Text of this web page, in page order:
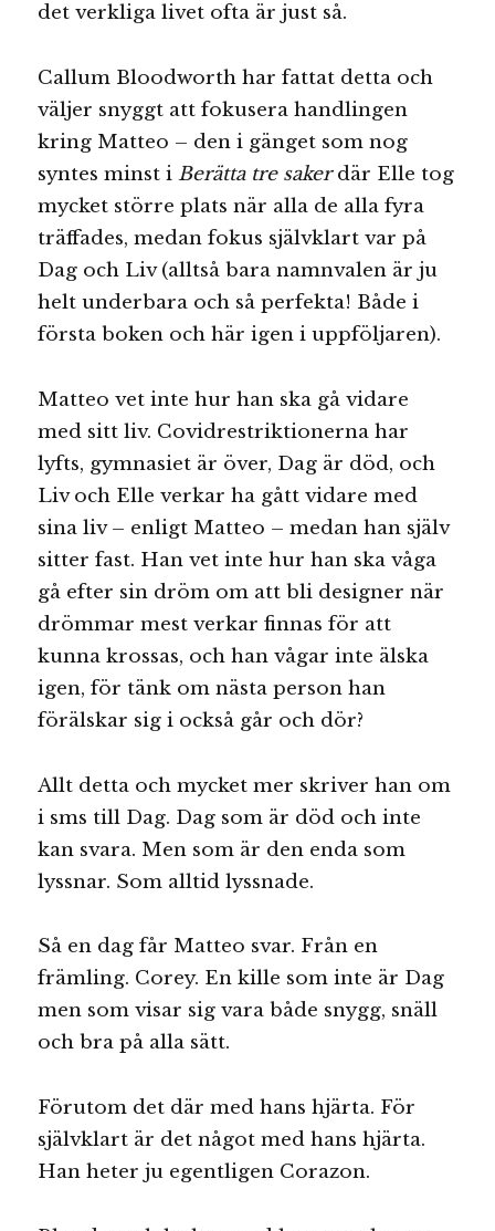
det verkliga livet ofta är just så.
Callum Bloodworth har fattat detta och
väljer snyggt att fokusera handlingen
kring Matteo – den i gänget som nog
syntes minst i Berätta tre sakerdär Elle tog
mycket större plats när alla de alla fyra
träffades, medan fokus självklart var på
Dag och Liv (alltså bara namnvalen är ju
helt underbara och så perfekta! Både i
första boken och här igen i uppföljaren).
Matteo vet inte hur han ska gå vidare
med sitt liv. Covidrestriktionerna har
lyfts, gymnasiet är över, Dag är död, och
Liv och Elle verkar ha gått vidare med
sina liv – enligt Matteo – medan han själv
sitter fast. Han vet inte hur han ska våga
gå efter sin dröm om att bli designer när
drömmar mest verkar finnas för att
kunna krossas, och han vågar inte älska
igen, för tänk om nästa person han
förälskar sig i också går och dör?
Allt detta och mycket mer skriver han om
i sms till Dag. Dag som är död och inte
kan svara. Men som är den enda som
lyssnar. Som alltid lyssnade.
Så en dag får Matteo svar. Från en
främling. Corey. En kille som inte är Dag
men som visar sig vara både snygg, snäll
och bra på alla sätt.
Förutom det där med hans hjärta. För
självklart är det något med hans hjärta.
Han heter ju egentligen Corazon.